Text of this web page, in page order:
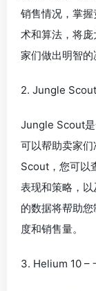
销售情况，掌
术和算法，将
家们做出明智的
2. Jungle
Jungle Scout是
可以帮助卖家
Scout，您可以
表现和策略，
的数据将帮助
度和销售量。
3. Helium 10 –